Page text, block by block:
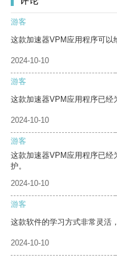
游客
这款加速器VPM应用程序可以
2024-10-10
游客
这款加速器VPM应用程序已经
2024-10-10
游客
这款加速器VPM应用程序已经
护。
2024-10-10
游客
这款软件的学习方式非常灵活
2024-10-10